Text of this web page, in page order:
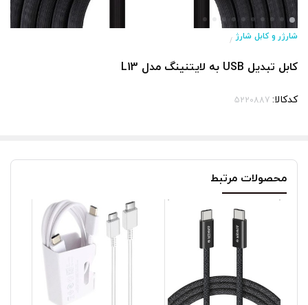
شارژر و کابل شارژ /
کابل تبدیل USB به لایتنینگ مدل L13
کدکالا:
محصولات مرتبط